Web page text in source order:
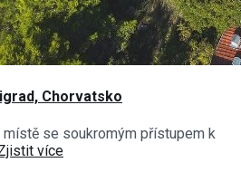
Chorvatsko
místě se soukromým přístupem k
více